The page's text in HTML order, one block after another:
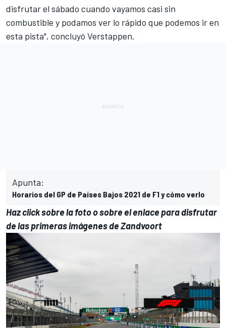
disfrutar el sábado cuando vayamos casi sin
combustible y podamos ver lo rápido que podemos ir en
esta pista", concluyó Verstappen.
Apunta:
Horarios del GP de Países Bajos 2021 de F1 y cómo verlo
Haz click sobre la foto o sobre el enlace para disfrutar
de las primeras imágenes de Zandvoort